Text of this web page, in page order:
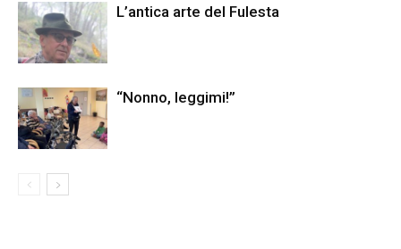
L’antica arte del Fulesta
“Nonno, leggimi!”